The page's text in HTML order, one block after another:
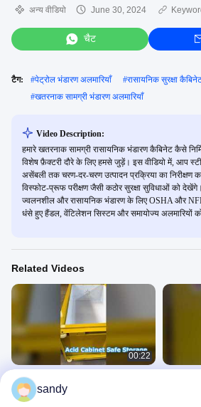
अन्य वीडियो June 30, 2024
चैट
टैग: #पेट्रोल भंडारण अलमारियाँ #रासायनिक सुरक्षा
#खतरनाक सामग्री भंडारण अलमारियाँ
Video Description:
हमारे खतरनाक सामग्री रासायनिक भंडारण कैबिनेट कैसे
विशेष फ़ैक्टरी दौरे के लिए हमसे जुड़ें। इस वीडियो में, आप
असेंबली तक चरण-दर-चरण उत्पादन प्रक्रिया का निरीक्षण
विस्फोट-प्रूफ परीक्षण जैसी कठोर सुरक्षा सुविधाओं को
ज्वलनशील और रासायनिक भंडारण के लिए OSHA और
धंसे हुए हैंडल, वेंटिलेशन सिस्टम और समायोज्य अलमारियों
Related Videos
00:22
खतरनाक रासायनिक भंडारण अत्यधिक संक्षारण
प्रतिरोधी एसिड कैबिनेट
अग्निरोधी रासायनिक भंडारण कैबिनेट
sandy